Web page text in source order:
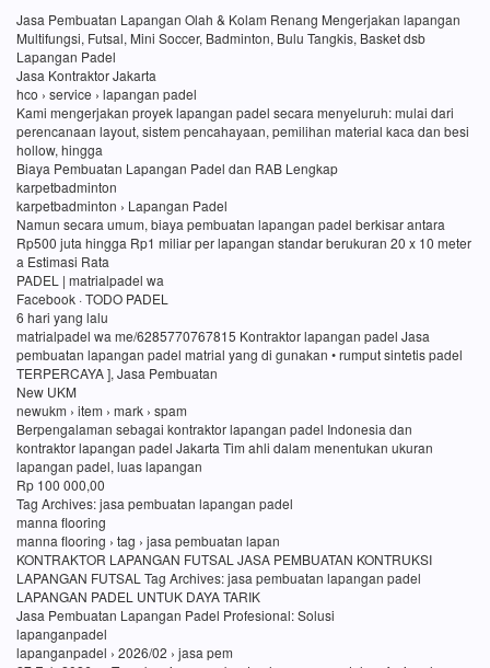
Jasa Pembuatan Lapangan Olah & Kolam Renang Mengerjakan lapangan
Multifungsi, Futsal, Mini Soccer, Badminton, Bulu Tangkis, Basket dsb
Lapangan Padel
Jasa Kontraktor Jakarta
hco › service › lapangan padel
Kami mengerjakan proyek lapangan padel secara menyeluruh: mulai dari
perencanaan layout, sistem pencahayaan, pemilihan material kaca dan besi
hollow, hingga
Biaya Pembuatan Lapangan Padel dan RAB Lengkap
karpetbadminton
karpetbadminton › Lapangan Padel
Namun secara umum, biaya pembuatan lapangan padel berkisar antara
Rp500 juta hingga Rp1 miliar per lapangan standar berukuran 20 x 10 meter
a Estimasi Rata
PADEL | matrialpadel wa
Facebook · TODO PADEL
6 hari yang lalu
matrialpadel wa me/6285770767815 Kontraktor lapangan padel Jasa
pembuatan lapangan padel matrial yang di gunakan • rumput sintetis padel
TERPERCAYA ], Jasa Pembuatan
New UKM
newukm › item › mark › spam
Berpengalaman sebagai kontraktor lapangan padel Indonesia dan
kontraktor lapangan padel Jakarta Tim ahli dalam menentukan ukuran
lapangan padel, luas lapangan
Rp 100 000,00
Tag Archives: jasa pembuatan lapangan padel
manna flooring
manna flooring › tag › jasa pembuatan lapan
KONTRAKTOR LAPANGAN FUTSAL JASA PEMBUATAN KONTRUKSI
LAPANGAN FUTSAL Tag Archives: jasa pembuatan lapangan padel
LAPANGAN PADEL UNTUK DAYA TARIK
Jasa Pembuatan Lapangan Padel Profesional: Solusi
lapanganpadel
lapanganpadel › 2026/02 › jasa pem